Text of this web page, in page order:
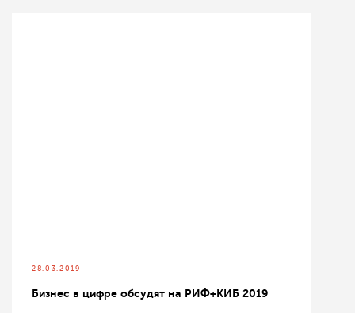
28.03.2019
Бизнес в цифре обсудят на РИФ+КИБ 2019